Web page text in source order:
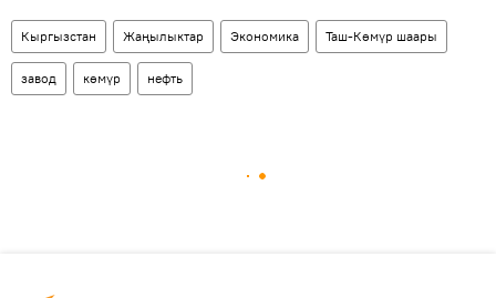
Кыргызстан Жаңылыктар Экономика Таш-Көмүр шаары
завод көмүр нефть